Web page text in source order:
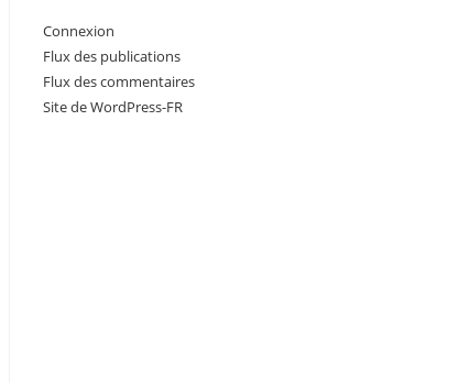
Connexion
Flux des publications
Flux des commentaires
Site de WordPress-FR